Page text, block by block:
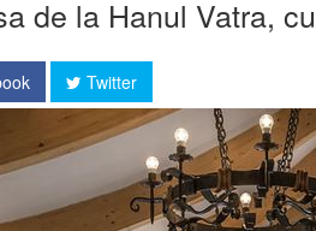
de la Hanul Vatra,
Twitter